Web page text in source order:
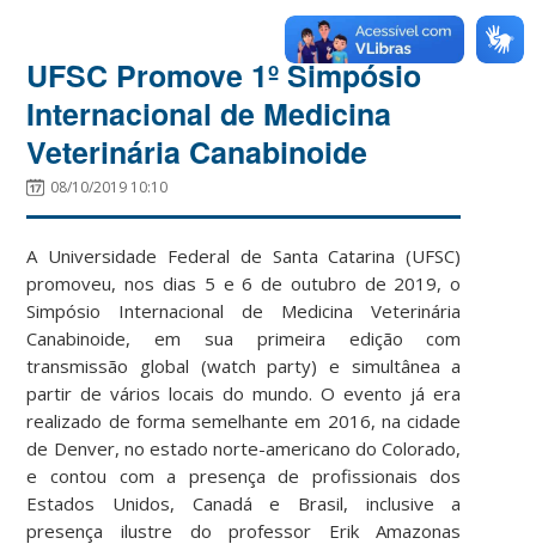
UFSC Promove 1º Simpósio
Internacional de Medicina
Veterinária Canabinoide
08/10/2019 10:10
A Universidade Federal de Santa Catarina (UFSC)
promoveu, nos dias 5 e 6 de outubro de 2019, o
Simpósio Internacional de Medicina Veterinária
Canabinoide, em sua primeira edição com
transmissão global (watch party) e simultânea a
partir de vários locais do mundo. O evento já era
realizado de forma semelhante em 2016, na cidade
de Denver, no estado norte-americano do Colorado,
e contou com a presença de profissionais dos
Estados Unidos, Canadá e Brasil, inclusive a
presença ilustre do professor Erik Amazonas